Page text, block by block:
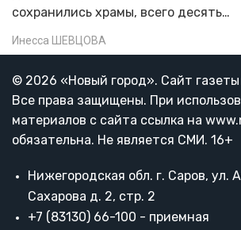
сохранились храмы, всего десять…
Инесса ШЕВЦОВА
© 2026 «Новый город». Cайт
Все права защищены. При
материалов с сайта ссылка на
обязательна. Не является СМИ. 16+
Нижегородская обл. г. Саров, ул.
Сахарова д. 2, стр. 2
+7 (83130) 66-100 - приемная